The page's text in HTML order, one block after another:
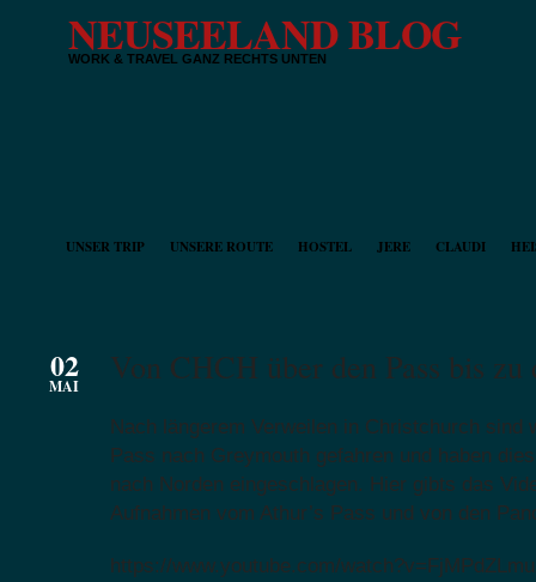
NEUSEELAND BLOG
WORK & TRAVEL GANZ RECHTS UNTEN
UNSER TRIP UNSERE ROUTE HOSTEL JERE CLAUDI
02
MAI Von CHCH über den Pass bis zu
Nach längerem Verweilen in Christchurch sind
Pass nach Greymouth gefahren und haben
nach Norden eingeschlagen. Hier gibts das
Aufnahmen vom Athur’s Pass und von den
https://www.youtube.com/